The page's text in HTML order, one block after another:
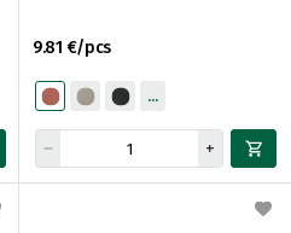
9.81 €/pcs